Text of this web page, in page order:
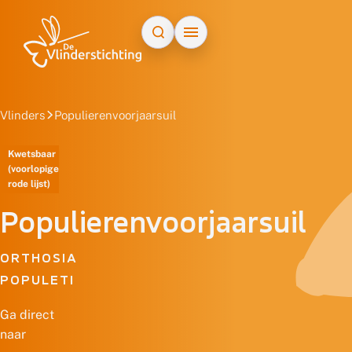
Vlinders Populierenvoorjaarsuil
Kwetsbaar
(voorlopige
rode lijst)
Populierenvoorjaarsuil
ORTHOSIA
POPULETI
Ga direct
naar